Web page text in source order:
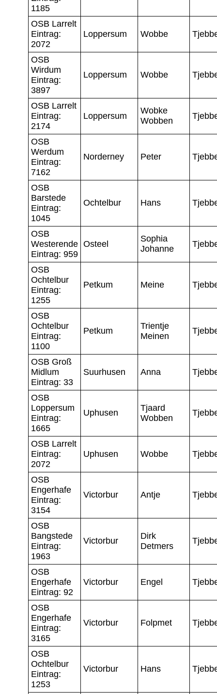
1185
OSB Larrelt
Eintrag:
2072
Loppersum Wobbe
OSB
Wirdum
Eintrag:
3897
Loppersum Wobbe
OSB Larrelt
Eintrag:
2174
Loppersum
Wobke
Wobben
OSB
Werdum
Eintrag:
7162
Norderney Peter
OSB
Barstede
Eintrag:
1045
Ochtelbur Hans
OSB
Westerende
Eintrag: 959
Osteel
Sophia
Johanne
OSB
Ochtelbur
Eintrag:
1255
Petkum Meine
OSB
Ochtelbur
Eintrag:
1100
Petkum
Trientje
Meinen
OSB Groß
Midlum
Eintrag: 33
Suurhusen Anna
OSB
Loppersum
Eintrag:
1665
Uphusen
Tjaard
Wobben
OSB Larrelt
Eintrag:
2072
Uphusen Wobbe
OSB
Engerhafe
Eintrag:
3154
Victorbur Antje
OSB
Bangstede
Eintrag:
1963
Victorbur
Dirk
Detmers
OSB
Engerhafe
Eintrag: 92
Victorbur Engel
OSB
Engerhafe
Eintrag:
3165
Victorbur Folpmet
OSB
Ochtelbur
Eintrag:
1253
Victorbur Hans